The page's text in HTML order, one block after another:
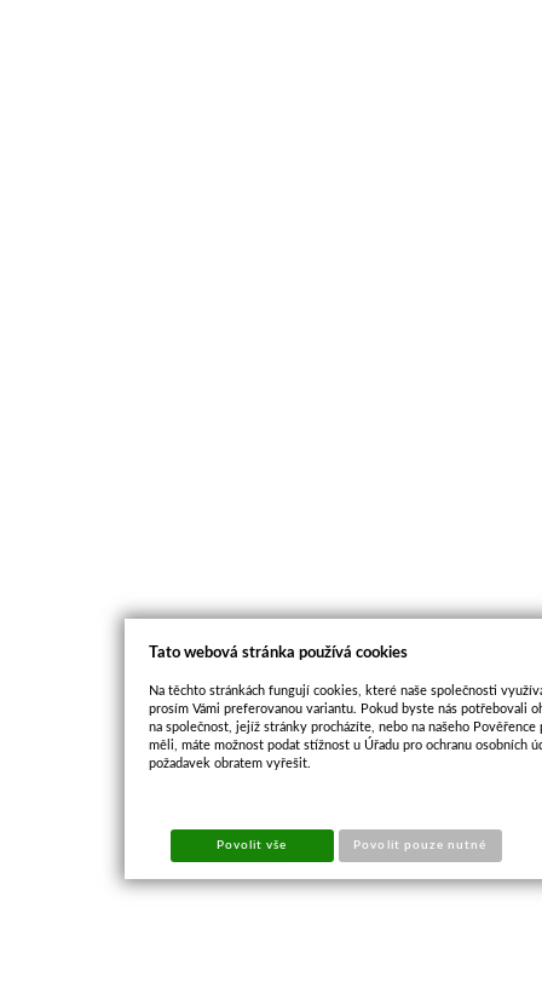
Tato webová stránka používá cookies
Na těchto stránkách fungují cookies, které naše společnosti
prosím Vámi preferovanou variantu. Pokud byste nás potřebovali
na společnost, jejíž stránky procházíte, nebo na našeho
měli, máte možnost podat stížnost u Úřadu pro ochranu osobních
požadavek obratem vyřešit.
Povolit vše Povolit pouze nutné